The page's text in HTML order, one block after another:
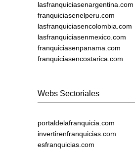
lasfranquiciasenargentina.com
franquiciasenelperu.com
lasfranquiciasencolombia.com
lasfranquiciasenmexico.com
franquiciasenpanama.com
franquiciasencostarica.com
Webs Sectoriales
portaldelafranquicia.com
invertirenfranquicias.com
esfranquicias.com